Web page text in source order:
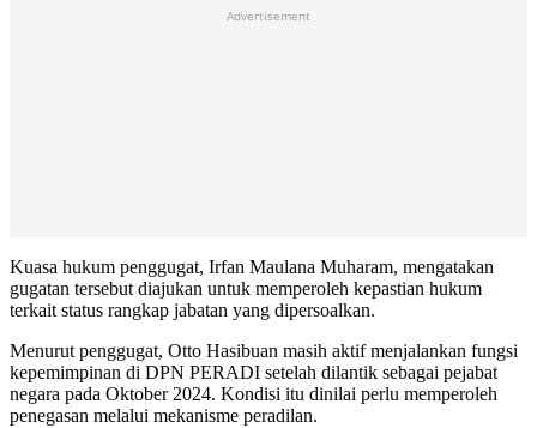
Advertisement
Kuasa hukum penggugat, Irfan Maulana Muharam, mengatakan
gugatan tersebut diajukan untuk memperoleh kepastian hukum
terkait status rangkap jabatan yang dipersoalkan.
Menurut penggugat, Otto Hasibuan masih aktif menjalankan fungsi
kepemimpinan di DPN PERADI setelah dilantik sebagai pejabat
negara pada Oktober 2024. Kondisi itu dinilai perlu memperoleh
penegasan melalui mekanisme peradilan.